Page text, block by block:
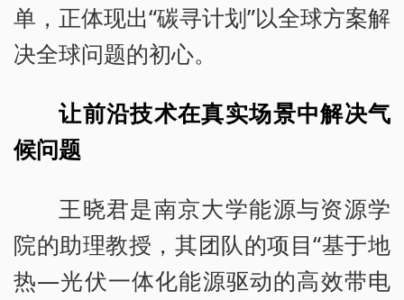
单，正体现出“碳寻计划”以全球方案解
决全球问题的初心。
让前沿技术在真实场景中解决气
候问题
王晓君是南京大学能源与资源学
院的助理教授，其团队的项目“基于地
热—光伏一体化能源驱动的高效带电